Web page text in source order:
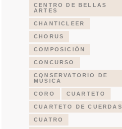
CENTRO DE BELLAS
ARTES
CHANTICLEER
CHORUS
COMPOSICIÓN
CONCURSO
CONSERVATORIO DE
MÚSICA
CORO CUARTETO
CUARTETO DE CUERDAS
CUATRO